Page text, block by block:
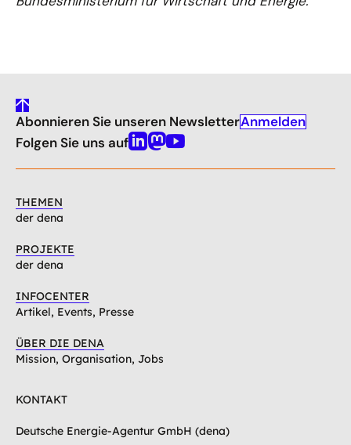
gehe
nach
oben
Abonnieren Sie unseren NewsletterAnmelden
Folgen Sie uns aufLinkedin
Mastodon
Youtube
THEMEN
der dena
PROJEKTE
der dena
INFOCENTER
Artikel, Events, Presse
ÜBER DIE DENA
Mission, Organisation, Jobs
KONTAKT
Deutsche Energie-Agentur GmbH (dena)